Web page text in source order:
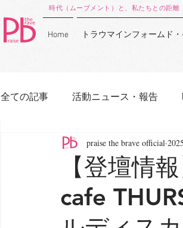
時代（ムーブメント）と、私たちとの距離
Home トラウマインフォームド
全ての記事 活動ニュース・報告
【登壇情
cafe
praise the brave official